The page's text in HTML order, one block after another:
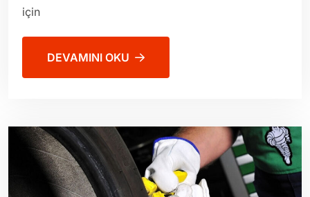
için
DEVAMINI OKU